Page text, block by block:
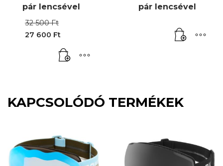
pár lencsével
32 500Ft
500 Ft.
27 600 Ft
pár lencsével
KAPCSOLÓDÓ TERMÉKEK